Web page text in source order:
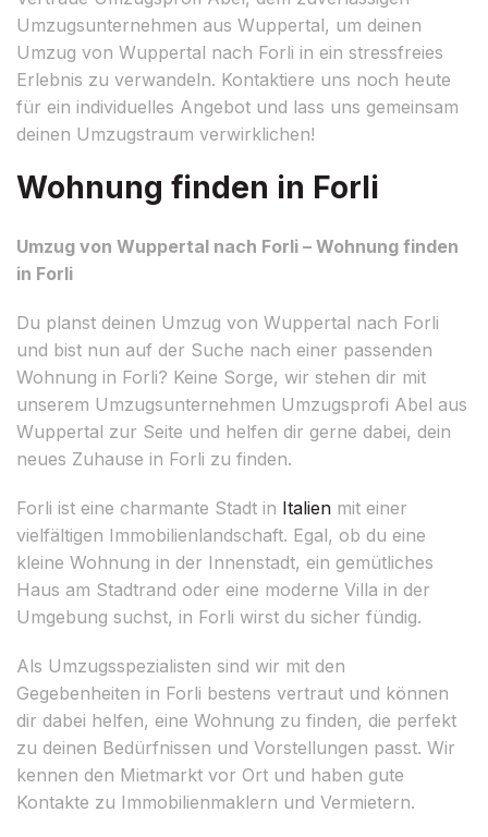
Umzugsunternehmen aus Wuppertal, um deinen
Umzug von Wuppertal nach Forli in ein stressfreies
Erlebnis zu verwandeln. Kontaktiere uns noch heute
für ein individuelles Angebot und lass uns gemeinsam
deinen Umzugstraum verwirklichen!
Wohnung finden in Forli
Umzug von Wuppertal nach Forli – Wohnung finden
in Forli
Du planst deinen Umzug von Wuppertal nach Forli
und bist nun auf der Suche nach einer passenden
Wohnung in Forli? Keine Sorge, wir stehen dir mit
unserem Umzugsunternehmen Umzugsprofi Abel aus
Wuppertal zur Seite und helfen dir gerne dabei, dein
neues Zuhause in Forli zu finden.
Forli ist eine charmante Stadt in Italien mit einer
vielfältigen Immobilienlandschaft. Egal, ob du eine
kleine Wohnung in der Innenstadt, ein gemütliches
Haus am Stadtrand oder eine moderne Villa in der
Umgebung suchst, in Forli wirst du sicher fündig.
Als Umzugsspezialisten sind wir mit den
Gegebenheiten in Forli bestens vertraut und können
dir dabei helfen, eine Wohnung zu finden, die perfekt
zu deinen Bedürfnissen und Vorstellungen passt. Wir
kennen den Mietmarkt vor Ort und haben gute
Kontakte zu Immobilienmaklern und Vermietern.